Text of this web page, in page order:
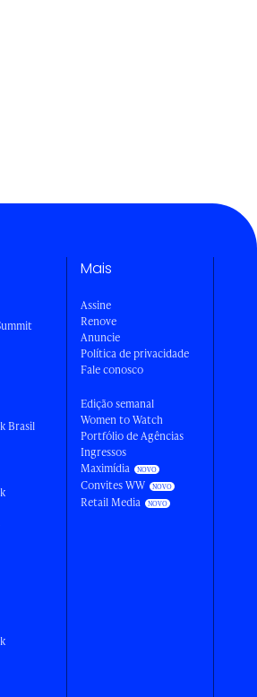
Brasil
Mais
Assine
Renove
Anuncie
Política de privacidade
Fale conosco
Edição semanal
Women to Watch
Portfólio de Agências
Ingressos
Maximídia
Convites WW
Retail Media